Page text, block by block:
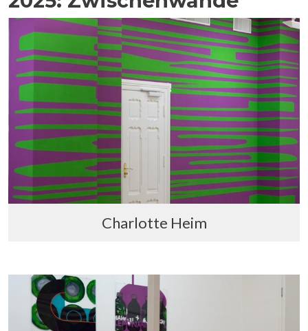
Charlotte Heim